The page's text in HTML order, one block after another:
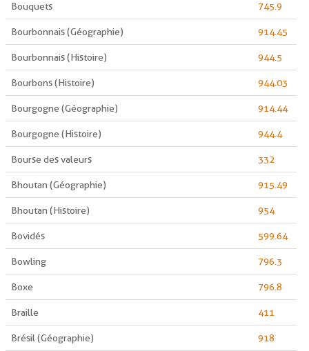
Bouquets 745.9
Bourbonnais (Géographie) 914.45
Bourbonnais (Histoire) 944.5
Bourbons (Histoire) 944.03
Bourgogne (Géographie) 914.44
Bourgogne (Histoire) 944.4
Bourse des valeurs 332
Bhoutan (Géographie) 915.49
Bhoutan (Histoire) 954
Bovidés 599.64
Bowling 796.3
Boxe 796.8
Braille 411
Brésil (Géographie) 918